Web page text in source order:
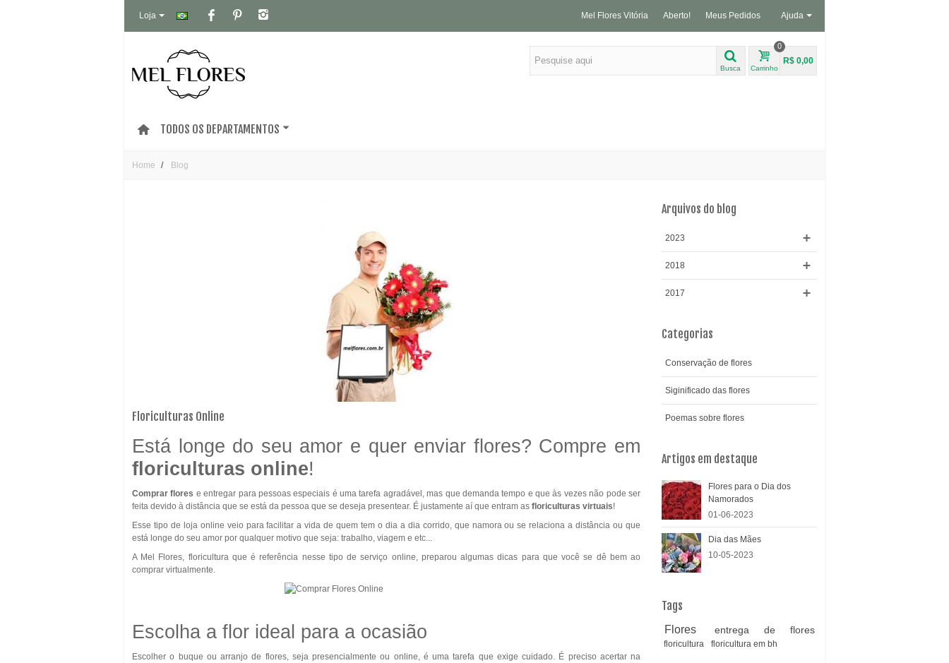
Ajuda
Loja Meus Pedidos
Mel Flores Vitória Aberto!
Busca Carrinho
0
R$ 0,00
TODOS OS DEPARTAMENTOS
Home Blog
Floriculturas Online
Está longe do seu amor e quer enviar flores? Compre em
floriculturas online!
Comprar flores e entregar para pessoas especiais é uma tarefa agradável, mas que demanda tempo e que às vezes não pode ser
feita devido à distância que se está da pessoa que se deseja presentear. É justamente aí que entram as floriculturas virtuais!
Esse tipo de loja online veio para facilitar a vida de quem tem o dia a dia corrido, que namora ou se relaciona a distância ou que
está longe do seu amor por qualquer motivo que seja: trabalho, viagem e etc...
A Mel Flores, floricultura que é referência nesse tipo de serviço online, preparou algumas dicas para que você se dê bem ao
comprar virtualmente.
Escolha a flor ideal para a ocasião
Escolher o buque ou arranjo de flores, seja presencialmente ou online, é uma tarefa que exige cuidado. É preciso acertar na
Arquivos do blog
2023
2018
2017
Categorias
Conservação de flores
Siginificado das flores
Poemas sobre flores
Artigos em destaque
Flores para o Dia dos
Namorados
01-06-2023
Dia das Mães
10-05-2023
Tags
Flores entrega de flores
floricultura floricultura em bh